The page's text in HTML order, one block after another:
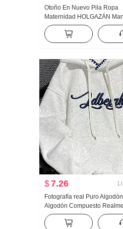
Otoño En Nuevo Pila Ropa
Maternidad HOLGAZÁN
Chaleco Pantalones de
Conjunto de tres piezas
$7.26
Fotografía real Puro
Algodón Compuesto
Super Forrado Otoño
Bordado Holgado CUELLO